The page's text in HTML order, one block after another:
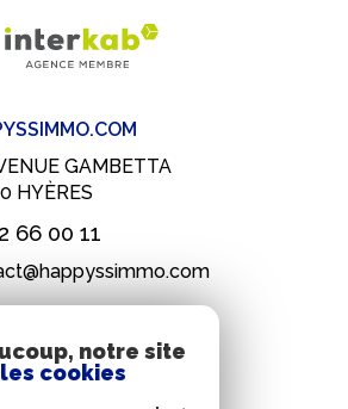
GAMBETTA
HYÈRES
66 00 11
NOS RÉSEAUX
notre site
cookies